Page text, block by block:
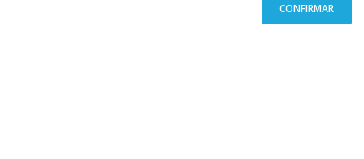
CONFIRMAR